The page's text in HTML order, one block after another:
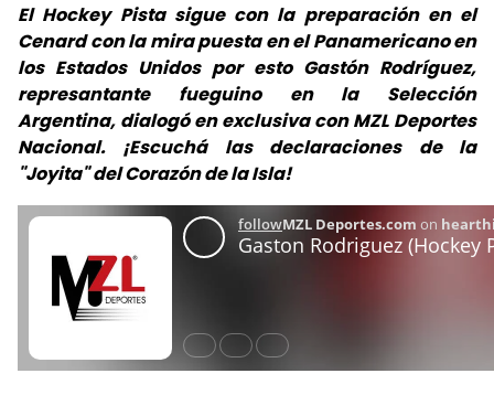
El Hockey Pista sigue con la preparación en el
Cenard con la mira puesta en el Panamericano en
los Estados Unidos por esto Gastón Rodríguez,
represantante fueguino en la Selección
Argentina, dialogó en exclusiva con MZL Deportes
Nacional. ¡Escuchá las declaraciones de la
"Joyita" del Corazón de la Isla!